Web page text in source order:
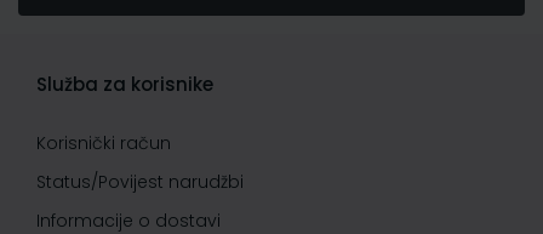
Služba za korisnike
Korisnički račun
Status/Povijest narudžbi
Informacije o dostavi